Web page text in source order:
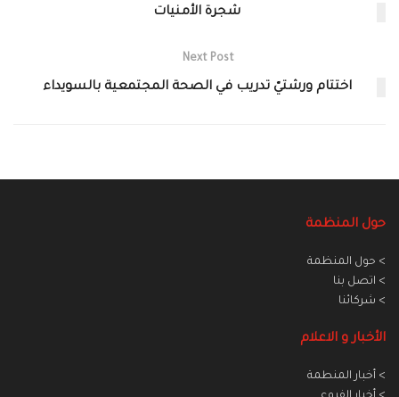
شجرة الأمنيات
Next Post
اختتام ورشتيّ تدريب في الصحة المجتمعية بالسويداء
حول المنظمة
> حول المنظمة
> اتصل بنا
> شركائنا
الأخبار و الاعلام
> أخبار المنطمة